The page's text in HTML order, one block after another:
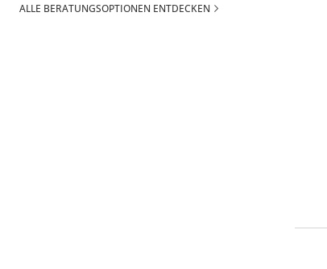
ALLE BERATUNGSOPTIONEN ENTDECKEN